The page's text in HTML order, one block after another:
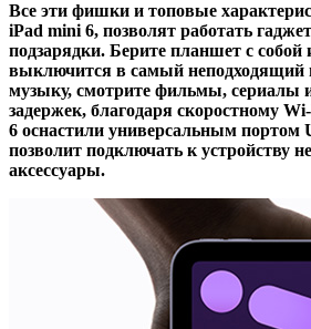
Все эти фишки и топовые
iPad mini 6, позволят работать
подзарядки. Берите планшет с собой
выключится в самый неподходящий
музыку, смотрите фильмы, сериалы и
задержек, благодаря скоростному
6 оснастили универсальным портом
позволит подключать к устройству
аксессуары.